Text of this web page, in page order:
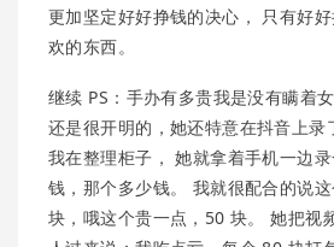
更加坚定好好挣钱的决心， 只有好
欢的东西。
继续 PS：手办有多贵我是没有瞒着
还是很开明的，她还特意在抖音上录
我在整理柜子， 她就拿着手机一边
钱，那个多少钱。 我就很配合的说
块，哦这个贵一点，50 块。 她把视